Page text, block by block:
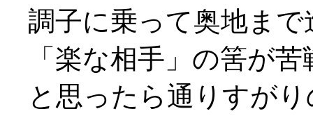
調子に乗って奥地ま
「楽な相手」の筈が
と思ったら通りすが